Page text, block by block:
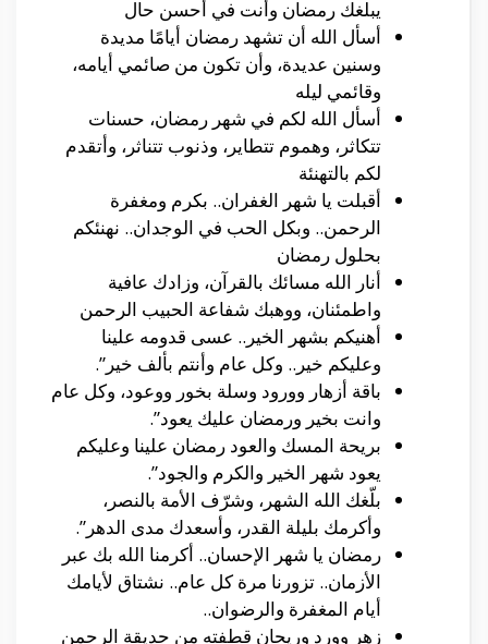
يبلغك رمضان وأنت في أحسن حال
أسأل الله أن تشهد رمضان أيامًا مديدة
وسنين عديدة، وأن تكون من صائمي أيامه،
وقائمي ليله
أسأل الله لكم في شهر رمضان، حسنات
تتكاثر، وهموم تتطاير، وذنوب تتناثر، وأتقدم
لكم بالتهنئة
أقبلت يا شهر الغفران.. بكرم ومغفرة
الرحمن.. وبكل الحب في الوجدان.. نهنئكم
بحلول رمضان
أنار الله مسائك بالقرآن، وزادك عافية
واطمئنان، ووهبك شفاعة الحبيب الرحمن
أهنيكم بشهر الخير.. عسى قدومه علينا
وعليكم خير.. وكل عام وأنتم بألف خير”.
باقة أزهار وورود وسلة بخور ووعود، وكل عام
وانت بخير ورمضان عليك يعود”.
بريحة المسك والعود رمضان علينا وعليكم
يعود شهر الخير والكرم والجود”.
بلّغك الله الشهر، وشرّف الأمة بالنصر،
وأكرمك بليلة القدر، وأسعدك مدى الدهر”.
رمضان يا شهر الإحسان.. أكرمنا الله بك عبر
الأزمان.. تزورنا مرة كل عام.. نشتاق لأيامك
أيام المغفرة والرضوان..
زهر وورد وريحان قطفته من حديقة الرحمن